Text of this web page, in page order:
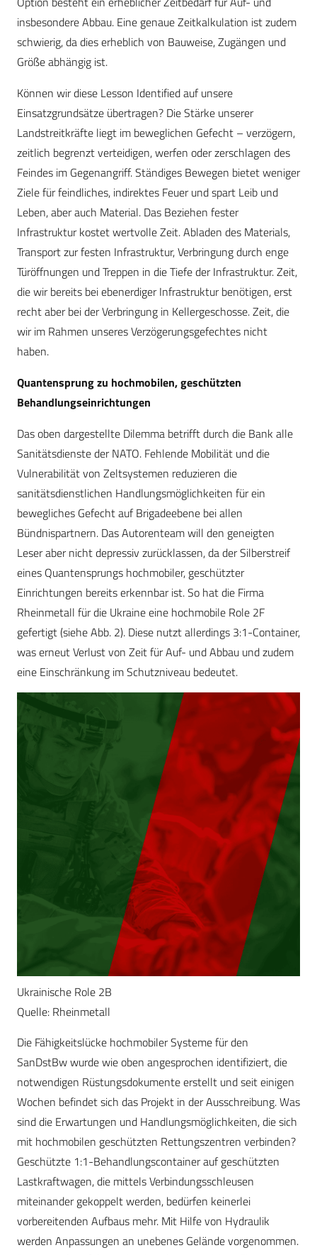
insbesondere Abbau. Eine genaue Zeitkalkulation ist zudem
schwierig, da dies erheblich von Bauweise, Zugängen und
Größe abhängig ist.
Können wir diese Lesson Identified auf unsere
Einsatzgrundsätze übertragen? Die Stärke unserer
Landstreitkräfte liegt im beweglichen Gefecht – verzögern,
zeitlich begrenzt verteidigen, werfen oder zerschlagen des
Feindes im Gegenangriff. Ständiges Bewegen bietet weniger
Ziele für feindliches, indirektes Feuer und spart Leib und
Leben, aber auch Material. Das Beziehen fester
Infrastruktur kostet wertvolle Zeit. Abladen des Materials,
Transport zur festen Infrastruktur, Verbringung durch enge
Türöffnungen und Treppen in die Tiefe der Infrastruktur. Zeit,
die wir bereits bei ebenerdiger Infrastruktur benötigen, erst
recht aber bei der Verbringung in Kellergeschosse. Zeit, die
wir im Rahmen unseres Verzögerungsgefechtes nicht
haben.
Quantensprung zu hochmobilen, geschützten
Behandlungseinrichtungen
Das oben dargestellte Dilemma betrifft durch die Bank alle
Sanitätsdienste der NATO. Fehlende Mobilität und die
Vulnerabilität von Zeltsystemen reduzieren die
sanitätsdienstlichen Handlungsmöglichkeiten für ein
bewegliches Gefecht auf Brigadeebene bei allen
Bündnispartnern. Das Autorenteam will den geneigten
Leser aber nicht depressiv zurücklassen, da der Silberstreif
eines Quantensprungs hochmobiler, geschützter
Einrichtungen bereits erkennbar ist. So hat die Firma
Rheinmetall für die Ukraine eine hochmobile Role 2F
gefertigt (siehe Abb. 2). Diese nutzt allerdings 3:1-Container,
was erneut Verlust von Zeit für Auf- und Abbau und zudem
eine Einschränkung im Schutzniveau bedeutet.
Ukrainische Role 2B
Quelle: Rheinmetall
Die Fähigkeitslücke hochmobiler Systeme für den
SanDstBw wurde wie oben angesprochen identifiziert, die
notwendigen Rüstungsdokumente erstellt und seit einigen
Wochen befindet sich das Projekt in der Ausschreibung. Was
sind die Erwartungen und Handlungsmöglichkeiten, die sich
mit hochmobilen geschützten Rettungszentren verbinden?
Geschützte 1:1-Behandlungscontainer auf geschützten
Lastkraftwagen, die mittels Verbindungsschleusen
miteinander gekoppelt werden, bedürfen keinerlei
vorbereitenden Aufbaus mehr. Mit Hilfe von Hydraulik
werden Anpassungen an unebenes Gelände vorgenommen.